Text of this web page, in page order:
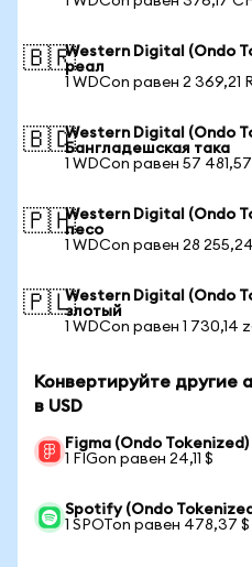
🇧🇷Western Digital (Ondo
реал
1 WDCon равен 2 369,21
🇧🇩Western Digital (Ondo
Бангладешская така
1 WDCon равен 57 481,57
🇵🇭Western Digital (Ondo
песо
1 WDCon равен 28
🇵🇱Western Digital (Ondo
злотый
1 WDCon равен 1 730,14
Конвертируйте другие
в USD
Figma (Ondo
1 FIGon равен 24,11 $
Spotify (Ondo
1 SPOTon равен 478,37 $